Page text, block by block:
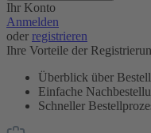
Ihr Konto
Anmelden
oder registrieren
Ihre Vorteile der
Überblick über
Einfache
Schneller